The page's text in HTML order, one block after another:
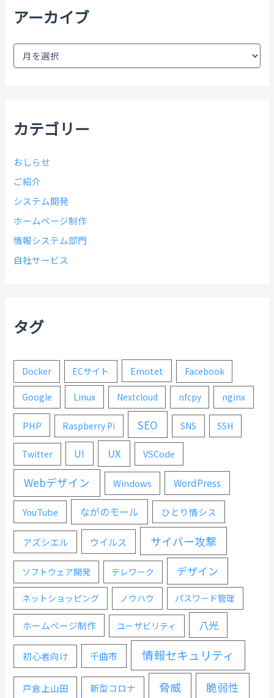
アーカイブ
ア
カテゴリー
おしらせ
ご紹介
システム開発
ホームページ制作
情報システム部門
自社サービス
タグ
Docker ECサイト Emotet Facebook
Google Linux Nextcloud nfcpy nginx
PHP Raspberry Pi SEO SNS SSH
Twitter UI UX VSCode
Webデザイン Windows WordPress
YouTube ながのモール ひとり情シス
アズシエル ウイルス サイバー攻撃
ソフトウェア開発 テレワーク デザイン
ネットショッピング ノウハウ パスワード管理
ホームページ制作 ユーザビリティ 八光
初心者向け 千曲市 情報セキュリティ
戸倉上山田 新型コロナ 脅威 脆弱性